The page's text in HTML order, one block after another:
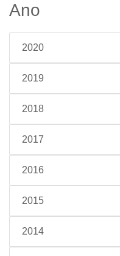
Ano
2020
2019
2018
2017
2016
2015
2014